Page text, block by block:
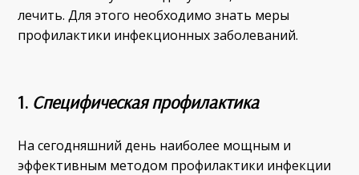
лечить. Для этого необходимо знать меры
профилактики инфекционных заболеваний.
1. Специфическая профилактика
На сегодняшний день наиболее мощным и
эффективным методом профилактики инфекции